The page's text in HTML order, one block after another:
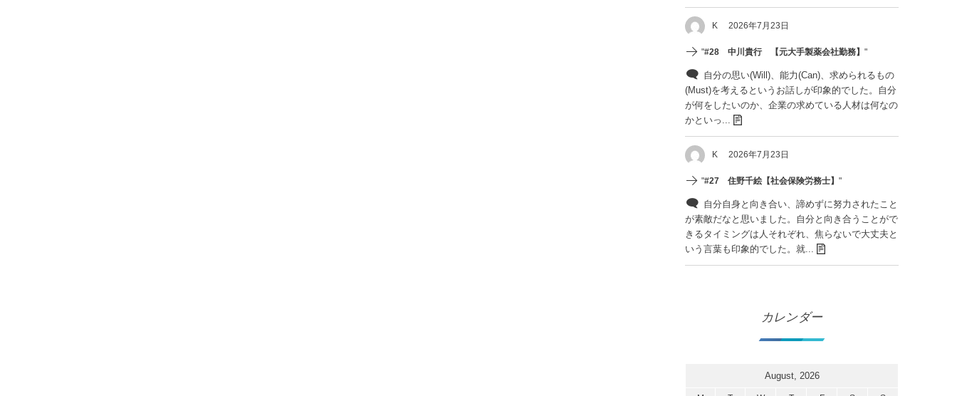
K 2026年7月23日
"#28 中川貴行 【元大手製薬会社勤務】 "
自分の思い(Will)、能力(Can)、求められるもの
(Must)を考えるというお話しが印象的でした。自分
が何をしたいのか、企業の求めている人材は何なの
かといっ...
K 2026年7月23日
"#27 住野千絵【社会保険労務士】 "
自分自身と向き合い、諦めずに努力されたこと
が素敵だなと思いました。自分と向き合うことがで
きるタイミングは人それぞれ、焦らないで大丈夫と
いう言葉も印象的でした。就...
カレンダー
August, 2026